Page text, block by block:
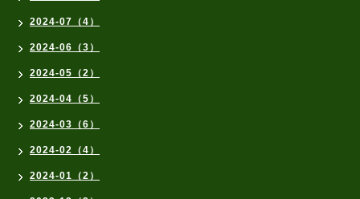
2024-07（4）
2024-06（3）
2024-05（2）
2024-04（5）
2024-03（6）
2024-02（4）
2024-01（2）